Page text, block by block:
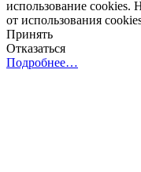
использование cookies.
от использования
Принять
Отказаться
Подробнее…